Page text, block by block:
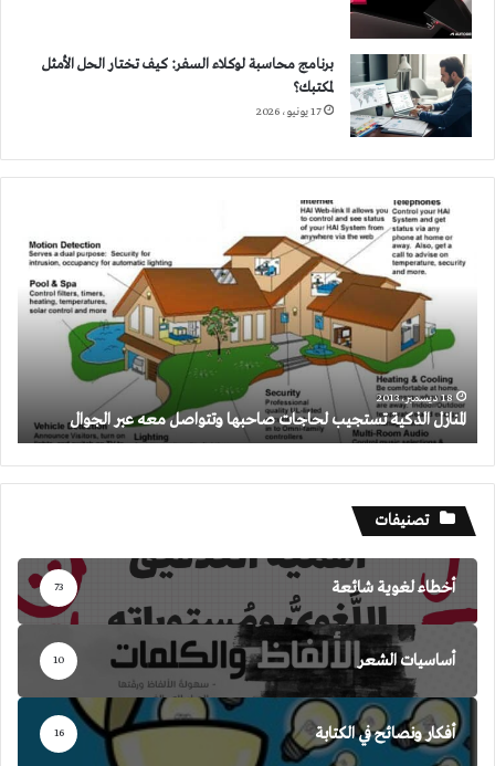
برنامج محاسبة لوكلاء السفر: كيف تختار الحل الأمثل
لمكتبك؟
17 يونيو، 2026
الذكية
تستجيب
وتتواصل
الجوال
18 ديسمبر، 2013
المنازل الذكية تستجيب لحاجات صاحبها وتتواصل معه عبر الجوال
تصنيفات
أخطاء لغوية شائعة 73
أساسيات الشعر 10
أفكار ونصائح في الكتابة 16